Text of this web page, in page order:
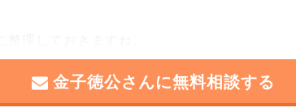
いるようですが、後で泣き寝入りしないため
理しておきますね。
場合（ご主人名義のまま）
金子徳公さんに無料相談する